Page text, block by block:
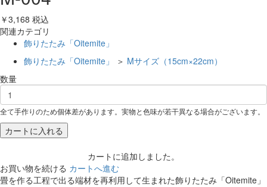
￥3,168 税込
関連カテゴリ
飾りたたみ「Oitemite」
飾りたたみ「Oitemite」
＞ Mサイズ（15cm×22cm）
数量
全て手作りのため個体差があります。実物と色味が若干異なる場合がございます。
カートに入れる
カートに追加しました。
お買い物を続ける カートへ進む
畳を作る工程で出る端材を再利用して生まれた飾りたたみ「Oitemite」